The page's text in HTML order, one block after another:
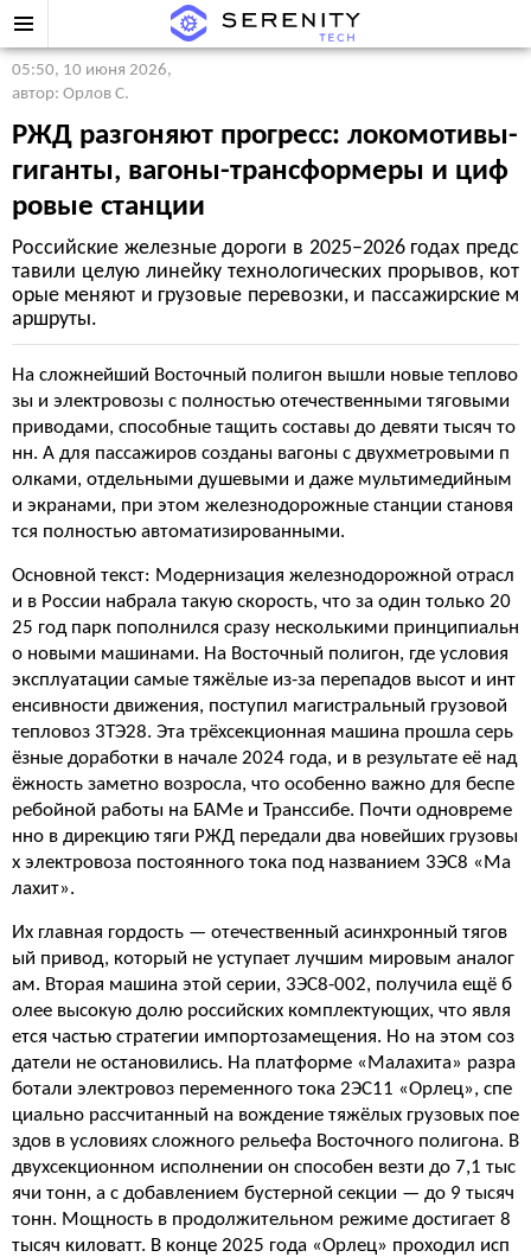
05:50, 10 июня 2026,
автор: Орлов С.
РЖД разгоняют прогресс: локомотивы-
гиганты, вагоны-трансформеры и циф
ровые станции
Российские железные дороги в 2025–2026 годах предс
тавили целую линейку технологических прорывов, кот
орые меняют и грузовые перевозки, и пассажирские м
аршруты.
На сложнейший Восточный полигон вышли новые теплово
зы и электровозы с полностью отечественными тяговыми
приводами, способные тащить составы до девяти тысяч то
нн. А для пассажиров созданы вагоны с двухметровыми п
олками, отдельными душевыми и даже мультимедийным
и экранами, при этом железнодорожные станции становя
тся полностью автоматизированными.
Основной текст: Модернизация железнодорожной отрасл
и в России набрала такую скорость, что за один только 20
25 год парк пополнился сразу несколькими принципиальн
о новыми машинами. На Восточный полигон, где условия
эксплуатации самые тяжёлые из-за перепадов высот и инт
енсивности движения, поступил магистральный грузовой
тепловоз 3ТЭ28. Эта трёхсекционная машина прошла серь
ёзные доработки в начале 2024 года, и в результате её над
ёжность заметно возросла, что особенно важно для беспе
ребойной работы на БАМе и Транссибе. Почти одновреме
нно в дирекцию тяги РЖД передали два новейших грузовы
х электровоза постоянного тока под названием 3ЭС8 «Ма
лахит».
Их главная гордость — отечественный асинхронный тягов
ый привод, который не уступает лучшим мировым аналог
ам. Вторая машина этой серии, 3ЭС8-002, получила ещё б
олее высокую долю российских комплектующих, что явля
ется частью стратегии импортозамещения. Но на этом соз
датели не остановились. На платформе «Малахита» разра
ботали электровоз переменного тока 2ЭС11 «Орлец», спе
циально рассчитанный на вождение тяжёлых грузовых пое
здов в условиях сложного рельефа Восточного полигона. В
двухсекционном исполнении он способен везти до 7,1 тыс
ячи тонн, а с добавлением бустерной секции — до 9 тысяч
тонн. Мощность в продолжительном режиме достигает 8
тысяч киловатт. В конце 2025 года «Орлец» проходил исп